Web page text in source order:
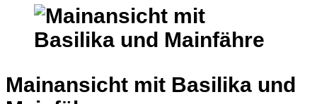
Mainansicht mit Basilika und